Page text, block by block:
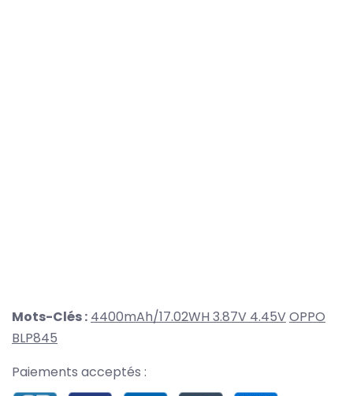
Mots-Clés : 4400mAh/17.02WH 3.87V 4.45VOPPO
BLP845
Paiements acceptés :